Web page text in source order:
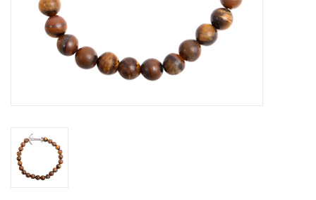
ON THE BEACH
LIFESTYLE PRODUCTEN